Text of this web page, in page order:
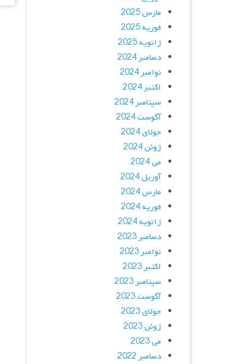
مارس 2025
فوریه 2025
ژانویه 2025
دسامبر 2024
نوامبر 2024
اکتبر 2024
سپتامبر 2024
آگوست 2024
جولای 2024
ژوئن 2024
می 2024
آوریل 2024
مارس 2024
فوریه 2024
ژانویه 2024
دسامبر 2023
نوامبر 2023
اکتبر 2023
سپتامبر 2023
آگوست 2023
جولای 2023
ژوئن 2023
می 2023
دسامبر 2022